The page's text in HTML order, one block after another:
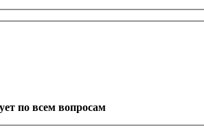
по всем вопросам